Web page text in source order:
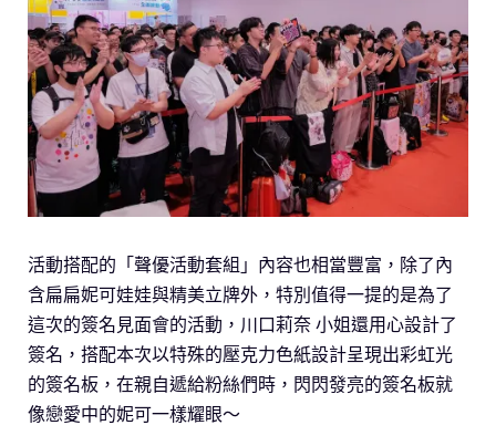
活動搭配的「聲優活動套組」內容也相當豐富，除了內
含扁扁妮可娃娃與精美立牌外，特別值得一提的是為了
這次的簽名見面會的活動，川口莉奈 小姐還用心設計了
簽名，搭配本次以特殊的壓克力色紙設計呈現出彩虹光
的簽名板，在親自遞給粉絲們時，閃閃發亮的簽名板就
像戀愛中的妮可一樣耀眼～